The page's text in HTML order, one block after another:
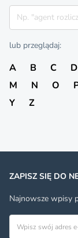
Szukaj
lub przeglądaj:
A B C D
M
N O
Y
Z
ZAPISZ SIĘ DO
Najnowsze wpisy
Adres email